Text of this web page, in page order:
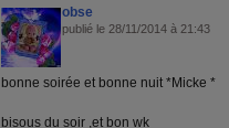
obse
publié le 28/11/2014 à 21:43
bonne soirée et bonne nuit *Micke *
bisous du soir ,et bon wk